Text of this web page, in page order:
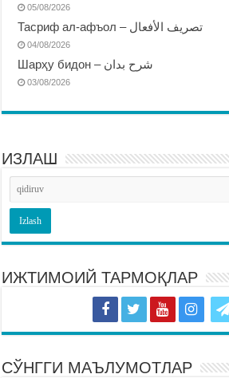
05/08/2026
Тасриф ал-афъол – تصريف الأفعال
04/08/2026
Шарҳу бидон – شرح بدان
03/08/2026
ИЗЛАШ
ИЖТИМОИЙ ТАРМОҚЛАР
СЎНГГИ МАЪЛУМОТЛАР